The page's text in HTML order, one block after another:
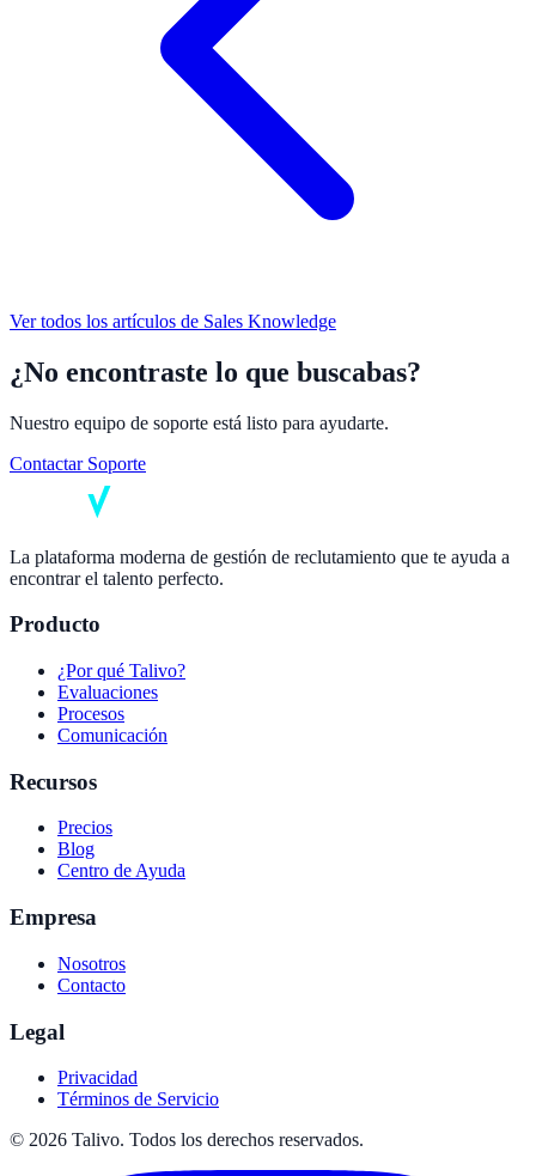
Ver todos los artículos de Sales Knowledge
¿No encontraste lo que buscabas?
Nuestro equipo de soporte está listo para ayudarte.
Contactar Soporte
La plataforma moderna de gestión de reclutamiento que te ayuda a
encontrar el talento perfecto.
Producto
¿Por qué Talivo?
Evaluaciones
Procesos
Comunicación
Recursos
Precios
Blog
Centro de Ayuda
Empresa
Nosotros
Contacto
Legal
Privacidad
Términos de Servicio
© 2026 Talivo. Todos los derechos reservados.